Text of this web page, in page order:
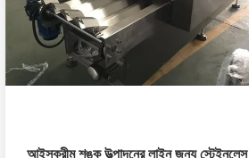
আইসক্রীম শঙ্কু উত্পাদনের লাইন জন্য স্টেইনলেস